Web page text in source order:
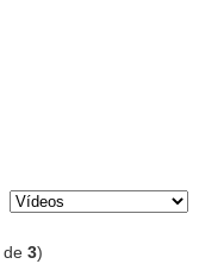
de3)